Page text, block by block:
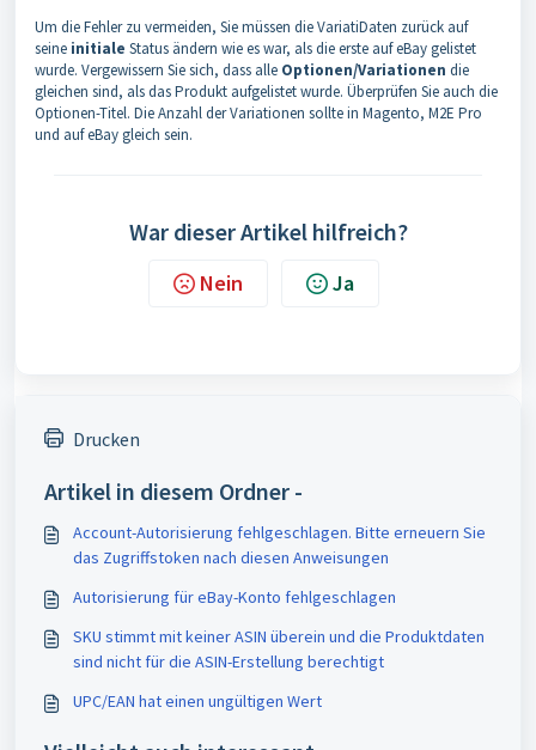
Um die Fehler zu vermeiden, Sie müssen die VariatiDaten zurück auf
seine initiale Status ändern wie es war, als die erste auf eBay gelistet
wurde. Vergewissern Sie sich, dass alle Optionen/Variationen die
gleichen sind, als das Produkt aufgelistet wurde. Überprüfen Sie auch die
Optionen-Titel. Die Anzahl der Variationen sollte in Magento, M2E Pro
und auf eBay gleich sein.
War dieser Artikel hilfreich?
Nein Ja
Drucken
Artikel in diesem Ordner -
Account-Autorisierung fehlgeschlagen. Bitte erneuern Sie
das Zugriffstoken nach diesen Anweisungen
Autorisierung für eBay-Konto fehlgeschlagen
SKU stimmt mit keiner ASIN überein und die Produktdaten
sind nicht für die ASIN-Erstellung berechtigt
UPC/EAN hat einen ungültigen Wert